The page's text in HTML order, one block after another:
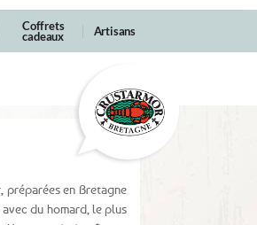
Coffrets
cadeaux Artisans
préparées en Bretagne
du homard, le plus